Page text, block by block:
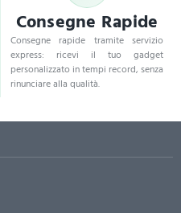
Consegne Rapide
Consegne rapide tramite servizio
express: ricevi il tuo gadget
personalizzato in tempi record, senza
rinunciare alla qualità.